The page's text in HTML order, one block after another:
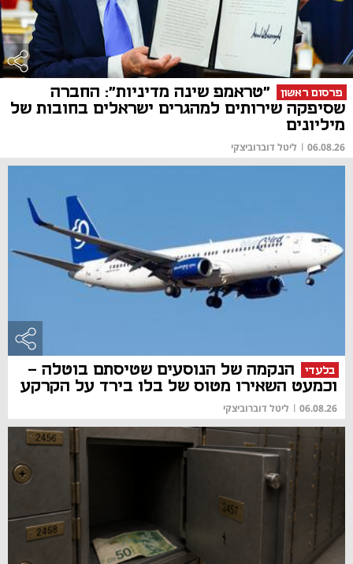
פרסום ראשון
"טראמפ שינה מדיניות": החברה
שסיפקה שירותים למהגרים ישראלים בחובות של
מיליונים
06.08.26
| ליטל דוברוביצקי
בלעדי
הנקמה של הנוסעים שטיסתם בוטלה -
וכמעט השאירו מטוס של בלו בירד על הקרקע
06.08.26
| ליטל דוברוביצקי